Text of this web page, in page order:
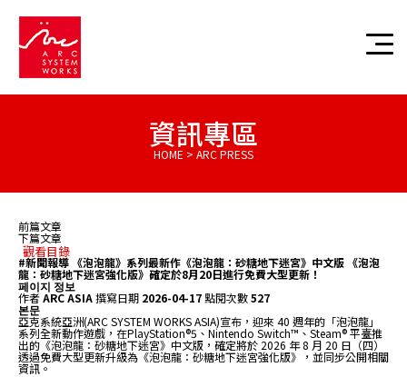
資訊專區
HOME > ARC PRESS
前篇文章
下篇文章
觀看目錄
#新聞報導 《泡泡龍》系列最新作《泡泡龍：砂糖地下迷宮》中文版 《泡泡
龍：砂糖地下迷宮強化版》確定於8月20日進行免費大型更新！
페이지 정보
作者ARC ASIA撰寫日期 2026-04-17點閱次數527
본문
亞克系統亞洲(ARC SYSTEM WORKS ASIA)宣布，迎來 40 週年的「泡泡龍」
系列全新動作遊戲，在PlayStation®5、Nintendo Switch™、Steam® 平臺推
出的《泡泡龍：砂糖地下迷宮》中文版，確定將於 2026 年 8 月 20 日（四）
透過免費大型更新升級為《泡泡龍：砂糖地下迷宮強化版》，並同步公開相關
資訊。